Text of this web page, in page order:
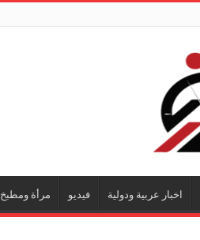
اخبار عربية ودولية فيديو مرأة ومطبخ